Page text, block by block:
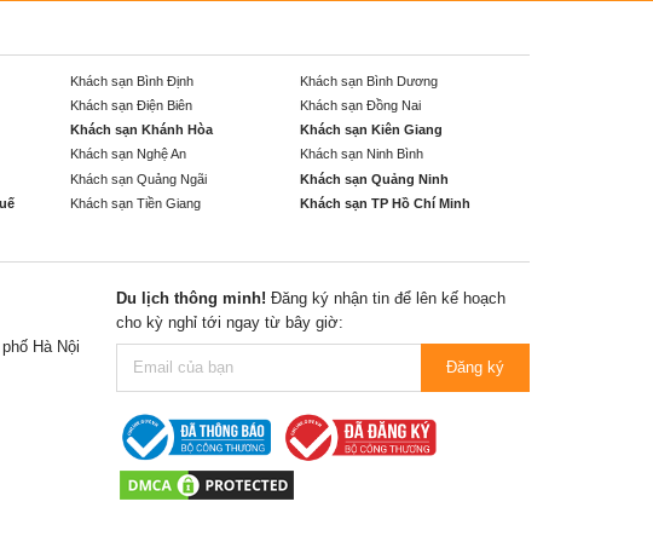
Khách sạn Bình Định
Khách sạn Bình Dương
Khách sạn Điện Biên
Khách sạn Đồng Nai
Khách sạn Khánh Hòa
Khách sạn Kiên Giang
Khách sạn Nghệ An
Khách sạn Ninh Bình
Khách sạn Quảng Ngãi
Khách sạn Quảng Ninh
Khách sạn Tiền Giang
Khách sạn TP Hồ Chí Minh
Hà Nội
Du lịch thông minh! Đăng ký nhận tin để lên kế hoạch
cho kỳ nghỉ tới ngay từ bây giờ:
Đăng ký